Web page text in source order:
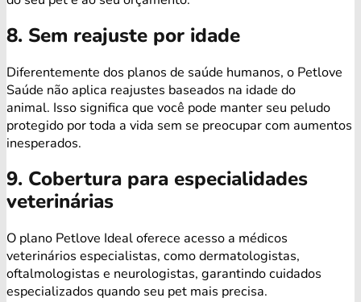
8. Sem reajuste por idade
Diferentemente dos planos de saúde humanos, o Petlove
Saúde não aplica reajustes baseados na idade do
animal. Isso significa que você pode manter seu peludo
protegido por toda a vida sem se preocupar com aumentos
inesperados.
9. Cobertura para especialidades
veterinárias
O plano Petlove Ideal oferece acesso a médicos
veterinários especialistas, como dermatologistas,
oftalmologistas e neurologistas, garantindo cuidados
especializados quando seu pet mais precisa.